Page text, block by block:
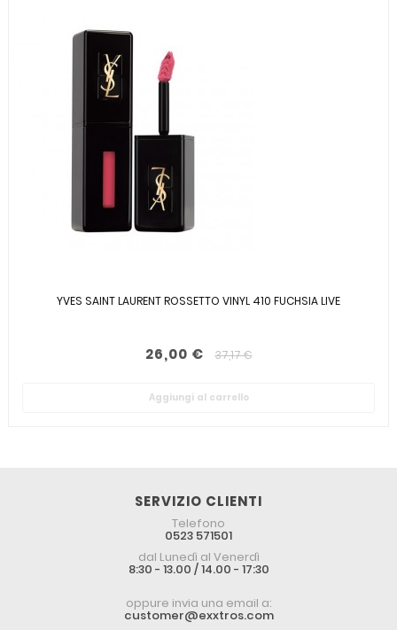
YVES SAINT LAURENT ROSSETTO VINYL 410 FUCHSIA LIVE
26,00 € 37,17 €
Aggiungi al carrello
SERVIZIO CLIENTI
Telefono
0523 571501
dal Lunedì al Venerdì
8:30 - 13.00 / 14.00 - 17:30
oppure invia una email a:
customer@exxtros.com